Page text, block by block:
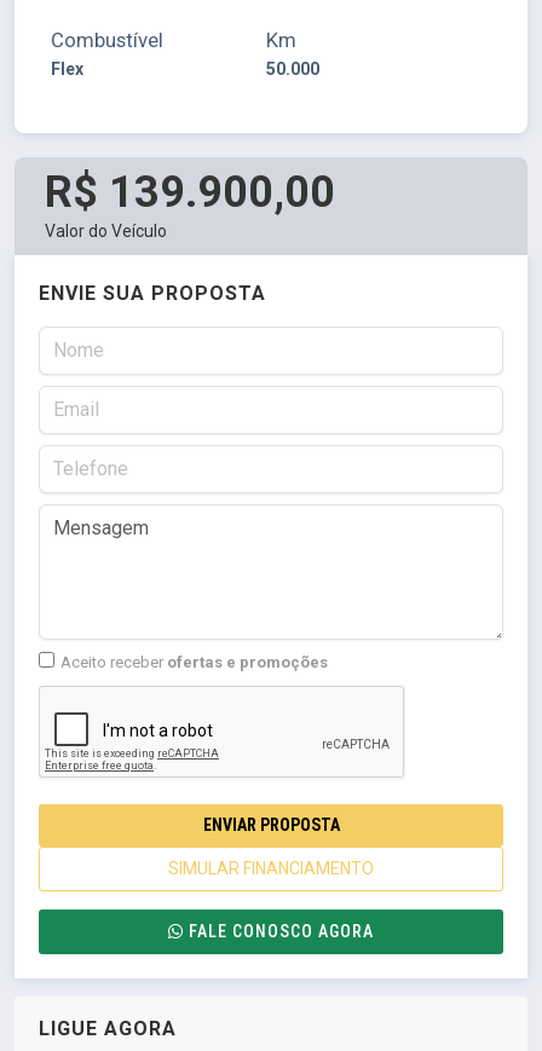
Combustível
Flex
Km
50.000
R$ 139.900,00
Valor do Veículo
ENVIE SUA PROPOSTA
Aceito receber ofertas e promoções
ENVIAR PROPOSTA
SIMULAR FINANCIAMENTO
FALE CONOSCO AGORA
LIGUE AGORA